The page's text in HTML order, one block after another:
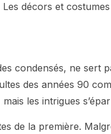
décors et
condensés, ne sert
des années 90
les intrigues
de la première.